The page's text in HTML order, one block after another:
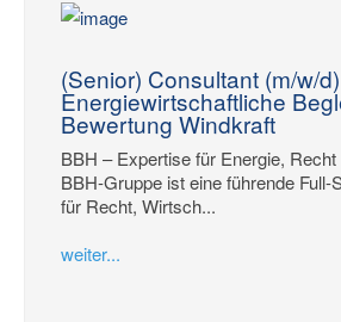
(Senior) Consultant (m/w/d)
Energiewirtschaftliche
Bewertung Windkraft
BBH – Expertise für Energie,
BBH-Gruppe ist eine führende Full-
für Recht, Wirtsch...
weiter...